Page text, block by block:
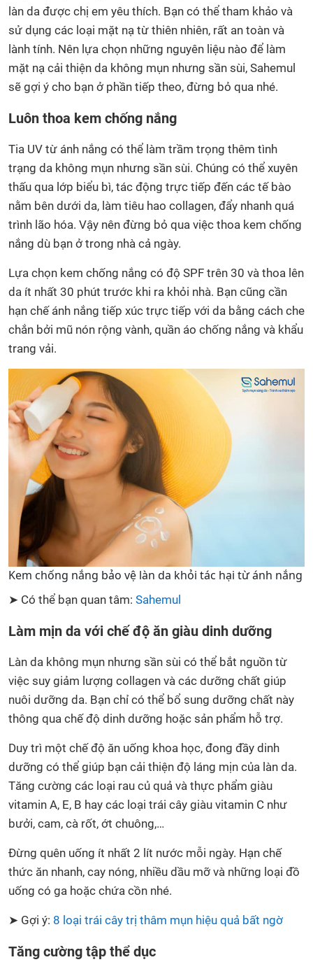
làn da được chị em yêu thích. Bạn có thể tham khảo và
sử dụng các loại mặt nạ từ thiên nhiên, rất an toàn và
lành tính. Nên lựa chọn những nguyên liệu nào để làm
mặt nạ cải thiện da không mụn nhưng sần sùi, Sahemul
sẽ gợi ý cho bạn ở phần tiếp theo, đừng bỏ qua nhé.
Luôn thoa kem chống nắng
Tia UV từ ánh nắng có thể làm trầm trọng thêm tình
trạng da không mụn nhưng sần sùi. Chúng có thể xuyên
thấu qua lớp biểu bì, tác động trực tiếp đến các tế bào
nằm bên dưới da, làm tiêu hao collagen, đẩy nhanh quá
trình lão hóa. Vậy nên đừng bỏ qua việc thoa kem chống
nắng dù bạn ở trong nhà cả ngày.
Lựa chọn kem chống nắng có độ SPF trên 30 và thoa lên
da ít nhất 30 phút trước khi ra khỏi nhà. Bạn cũng cần
hạn chế ánh nắng tiếp xúc trực tiếp với da bằng cách che
chắn bởi mũ nón rộng vành, quần áo chống nắng và khẩu
trang vải.
Kem chống nắng bảo vệ làn da khỏi tác hại từ ánh nắng
➤ Có thể bạn quan tâm: Sahemul
Làm mịn da với chế độ ăn giàu dinh dưỡng
Làn da không mụn nhưng sần sùi có thể bắt nguồn từ
việc suy giảm lượng collagen và các dưỡng chất giúp
nuôi dưỡng da. Bạn chỉ có thể bổ sung dưỡng chất này
thông qua chế độ dinh dưỡng hoặc sản phẩm hỗ trợ.
Duy trì một chế độ ăn uống khoa học, đong đầy dinh
dưỡng có thể giúp bạn cải thiện độ láng mịn của làn da.
Tăng cường các loại rau củ quả và thực phẩm giàu
vitamin A, E, B hay các loại trái cây giàu vitamin C như
bưởi, cam, cà rốt, ớt chuông,…
Đừng quên uống ít nhất 2 lít nước mỗi ngày. Hạn chế
thức ăn nhanh, cay nóng, nhiều dầu mỡ và những loại đồ
uống có ga hoặc chứa cồn nhé.
➤ Gợi ý: 8 loại trái cây trị thâm mụn hiệu quả bất ngờ
Tăng cường tập thể dục